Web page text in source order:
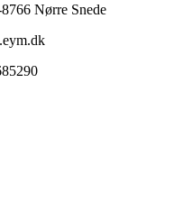
Nørre Snede